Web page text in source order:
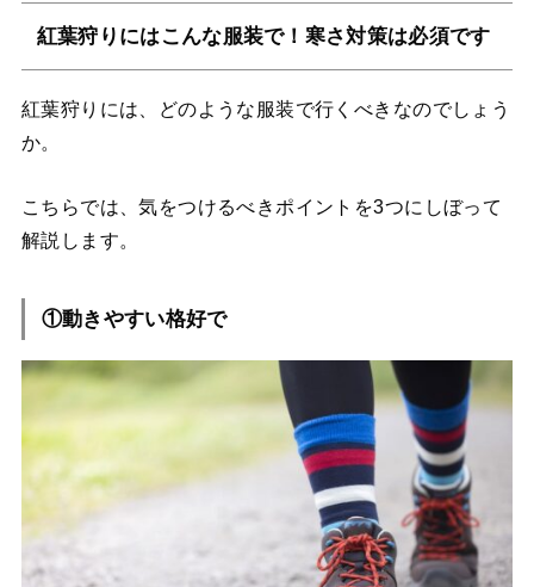
紅葉狩りにはこんな服装で！寒さ対策は必須です
紅葉狩りには、どのような服装で行くべきなのでしょう
か。
こちらでは、気をつけるべきポイントを3つにしぼって
解説します。
①動きやすい格好で